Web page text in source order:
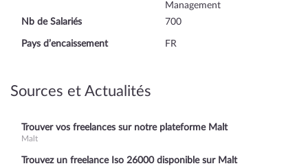
Management
Nb de Salariés
700
Pays d’encaissement FR
Sources et Actualités
Trouver vos freelances sur notre plateforme Malt
Malt
Trouvez un freelance Iso 26000 disponible sur Malt